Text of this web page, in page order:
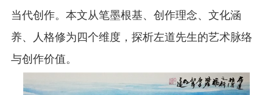
当代创作。本文从笔墨根基、创作理念、文化涵
养、人格修为四个维度，探析左道先生的艺术脉络
与创作价值。